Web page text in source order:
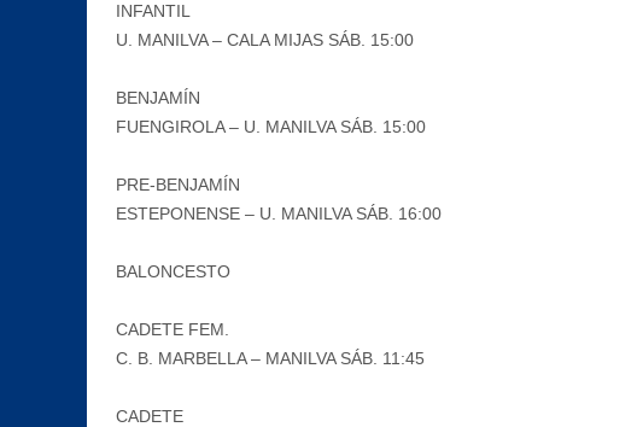
INFANTIL
U. MANILVA – CALA MIJAS SÁB. 15:00
BENJAMÍN
FUENGIROLA – U. MANILVA SÁB. 15:00
PRE-BENJAMÍN
ESTEPONENSE – U. MANILVA SÁB. 16:00
BALONCESTO
CADETE FEM.
C. B. MARBELLA – MANILVA SÁB. 11:45
CADETE